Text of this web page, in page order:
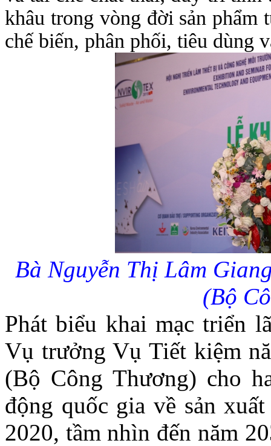
khâu trong vòng đời sản phẩm
chế biến, phân phối, tiêu dùng
Bà Nguyễn Thị Lâm
(Bộ
Phát biểu khai mạc triển
Vụ trưởng Vụ Tiết kiệm
(Bộ Công Thương) cho
động quốc gia về sản
2020, tầm nhìn đến năm